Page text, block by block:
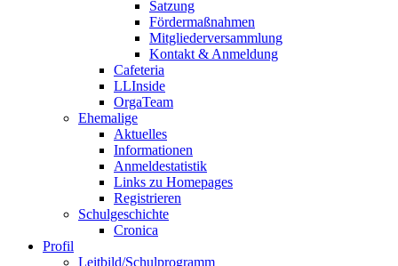
Satzung
Fördermaßnahmen
Mitgliederversammlung
Kontakt & Anmeldung
Cafeteria
LLInside
OrgaTeam
Ehemalige
Aktuelles
Informationen
Anmeldestatistik
Links zu Homepages
Registrieren
Schulgeschichte
Cronica
Profil
Leitbild/Schulprogramm